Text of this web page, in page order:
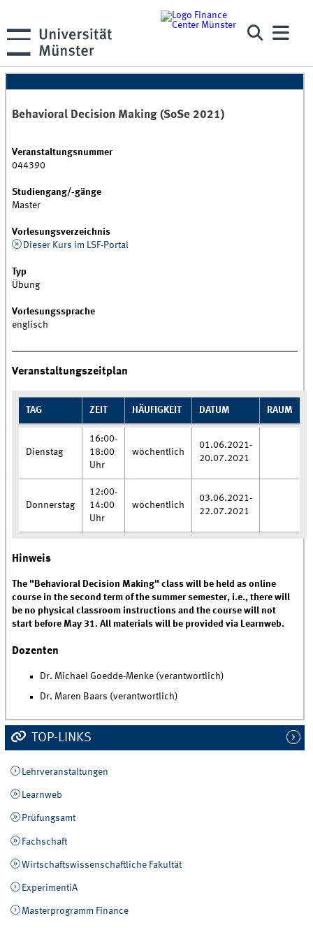
Behavioral Decision Making (SoSe 2021)
Veranstaltungsnummer
044390
Studiengang/-gänge
Master
Vorlesungsverzeichnis
Dieser Kurs im LSF-Portal
Typ
Übung
Vorlesungssprache
englisch
Veranstaltungszeitplan
TAG ZEIT HÄUFIGKEIT DATUM RAUM
Dienstag
16:00-
18:00
Uhr
wöchentlich
01.06.2021-
20.07.2021
Donnerstag
12:00-
14:00
Uhr
wöchentlich
03.06.2021-
22.07.2021
Hinweis
The "Behavioral Decision Making" class will be held as online
course in the second term of the summer semester, i.e., there will
be no physical classroom instructions and the course will not
start before May 31. All materials will be provided via Learnweb.
Dozenten
Dr. Michael Goedde-Menke (verantwortlich)
Dr. Maren Baars (verantwortlich)
TOP-LINKS
Lehrveranstaltungen
Learnweb
Prüfungsamt
Fachschaft
Wirtschaftswissenschaftliche Fakultät
ExperimentiA
Masterprogramm Finance